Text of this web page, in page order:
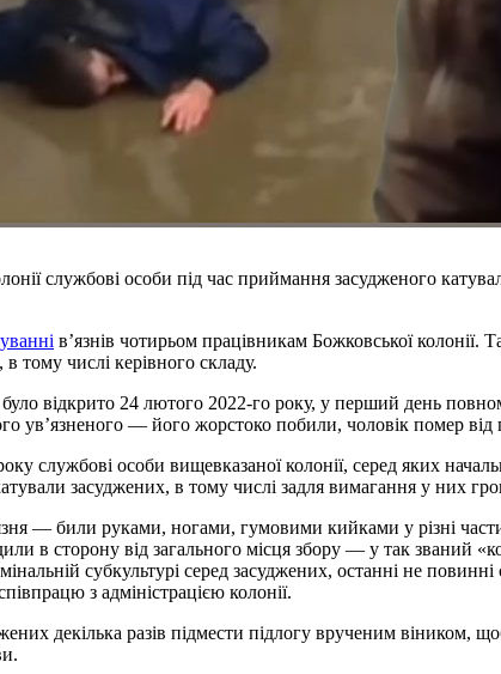
службові особи під час приймання засудженого
в’язнів чотирьом працівникам Божковської
тому числі керівного складу.
відкрито 24 лютого 2022-го року, у перший день
ув’язненого — його жорстоко побили, чоловік помер від
службові особи вищевказаної колонії, серед яких
засуджених, в тому числі задля вимагання у них
— били руками, ногами, гумовими кийками у різні
в сторону від загального місця збору — у так званий
субкультурі серед засуджених, останні не
з адміністрацією колонії.
декілька разів підмести підлогу врученим